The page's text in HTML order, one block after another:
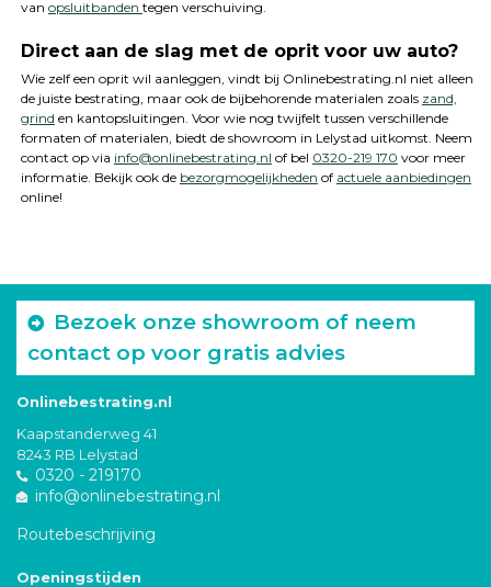
van opsluitbanden tegen verschuiving.
Direct aan de slag met de oprit voor uw auto?
Wie zelf een oprit wil aanleggen, vindt bij Onlinebestrating.nl niet alleen
de juiste bestrating, maar ook de bijbehorende materialen zoals zand,
grind en kantopsluitingen. Voor wie nog twijfelt tussen verschillende
formaten of materialen, biedt de showroom in Lelystad uitkomst. Neem
contact op via info@onlinebestrating.nl of bel 0320-219 170 voor meer
informatie. Bekijk ook de bezorgmogelijkheden of actuele aanbiedingen
online!
Bezoek onze showroom of neem
contact op voor gratis advies
Onlinebestrating.nl
Kaapstanderweg 41
8243 RB Lelystad
0320 - 219170
info@onlinebestrating.nl
Routebeschrijving
Openingstijden